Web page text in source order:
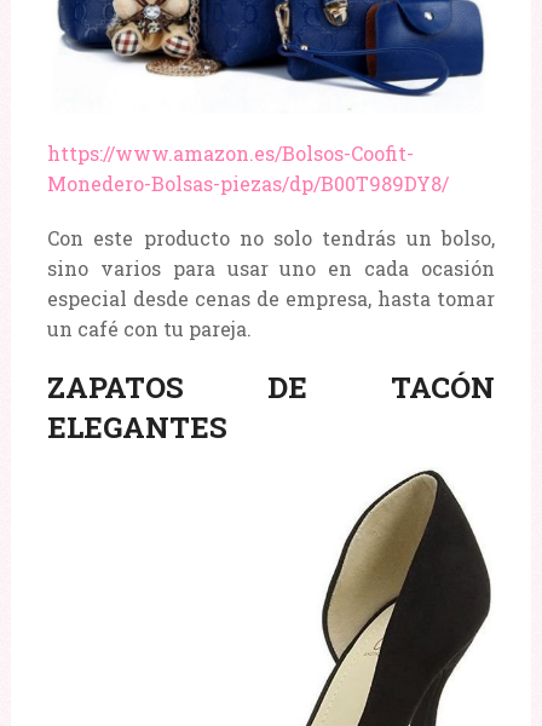
https://www.amazon.es/Bolsos-Coofit-
Monedero-Bolsas-piezas/dp/B00T989DY8/
Con este producto no solo tendrás un bolso,
sino varios para usar uno en cada ocasión
especial desde cenas de empresa, hasta tomar
un café con tu pareja.
ZAPATOS DE TACÓN
ELEGANTES